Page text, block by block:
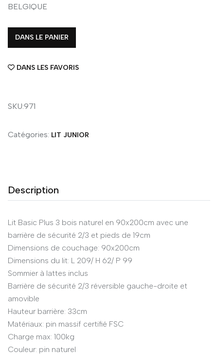
BELGIQUE
DANS LE PANIER
DANS LES FAVORIS
SKU:971
Catégories: LIT JUNIOR
Description
Lit Basic Plus 3 bois naturel en 90x200cm avec une
barrière de sécurité 2/3 et pieds de 19cm
Dimensions de couchage: 90x200cm
Dimensions du lit: L 209/ H 62/ P 99
Sommier à lattes inclus
Barrière de sécurité 2/3 réversible gauche-droite et
amovible
Hauteur barrière: 33cm
Matériaux: pin massif certifié FSC
Charge max: 100kg
Couleur: pin naturel